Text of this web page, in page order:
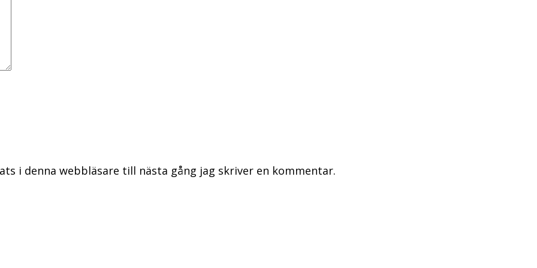
i denna webbläsare till nästa gång jag skriver en kommentar.